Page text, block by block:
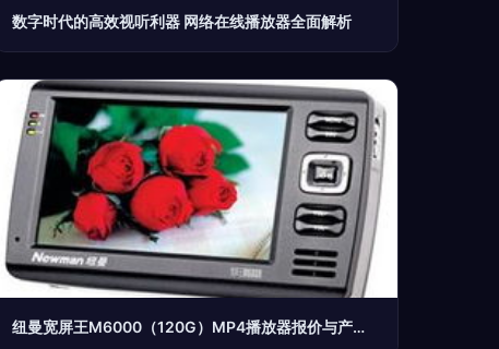
数字时代的高效视听利器 网络在线播放器全面解析
纽曼宽屏王M6000（120G）MP4播放器报价与产品综述